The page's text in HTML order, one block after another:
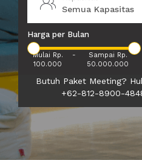
Semua Kapasitas
Harga per Bulan
Mulai Rp.
100.000
-
Sampai Rp.
50.000.000
Butuh Paket Meeting?
+62-812-8900-